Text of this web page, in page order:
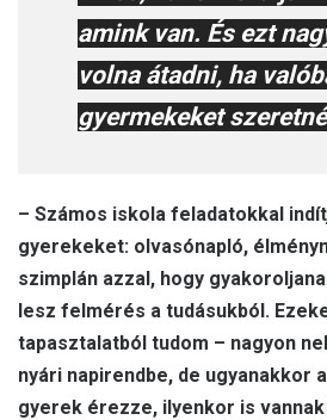
amink van. És ezt
volna átadni, ha
gyermekeket
– Számos iskola feladatokkal
gyerekeket: olvasónapló,
szimplán azzal, hogy
lesz felmérés a tudásukból.
tapasztalatból tudom – nagyon
nyári napirendbe, de ugyanakkor
gyerek érezze, ilyenkor is